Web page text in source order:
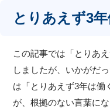
とりあえず3
この記事では「とりあ
しましたが、いかがだ
は「とりあえず3年は働
が、根拠のない言葉に